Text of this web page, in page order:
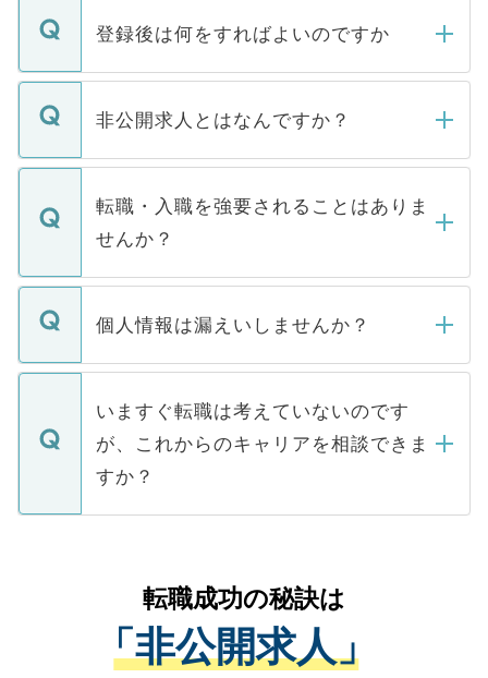
登録後は何をすればよいのですか
ご登録いただきましたら、弊社担当者がご
登録内容を確認し、その後メールもしくは
ます。通常、5営業日以内にはご連絡をせて
いただきますので、しばらくお待ちくださ
い。
非公開求人とはなんですか？
マイナビDOCTORで取り扱っている求人の
うち約3割は、Webサイトからご覧いただ
けない「非公開求人」です。非公開求人は
下記の理由によって、一般には公開してい
ません。
■応募殺到を避けるため 人気のある医療機
関を公にしてしまうと、応募が殺到する場
に、医療機関が求める条件に合った人材の
みを人材紹介会社に依頼するケースが増え
ています。
転職・入職を強要されることはありま
せんか？
転職・入職を強要することは一切ありませ
ん。また、仮に応募先から内定をいただい
定を承諾する必要はありません。内定先へ
の辞退の連絡はキャリアパートナーが行い
ますので、ご安心ください。
個人情報は漏えいしませんか？
個人情報が漏えいすることはありませんの
で、ご安心ください。当サイトからの登録
などで収集したご登録者様の個人情報は、
ご本人のキャリアアップおよび転職活動の
支援を目的に使用いたします。お預かりし
ているすべての個人データはご本人の許可
は、個人情報の取り扱いについての厳密な
管理基準を満たした事業者のみに付与され
る、プライバシーマークを取得済みです。
いますぐ転職は考えていないのです
が、これからのキャリアを相談できま
すか？
かがいして、現在の医療機関の状況や紹介
経験をまじえながら、適切なアドバイスを
させていただきます。すぐにご転職をされ
ない方には、長期的なサポートが可能です
転職成功の秘訣は
「非公開求人」